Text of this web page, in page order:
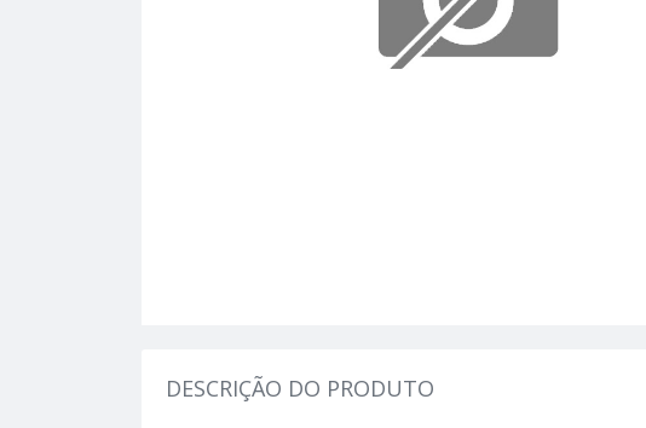
DESCRIÇÃO DO PRODUTO